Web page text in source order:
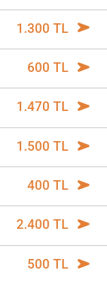
1.300 TL
600 TL
1.470 TL
1.500 TL
400 TL
2.400 TL
500 TL